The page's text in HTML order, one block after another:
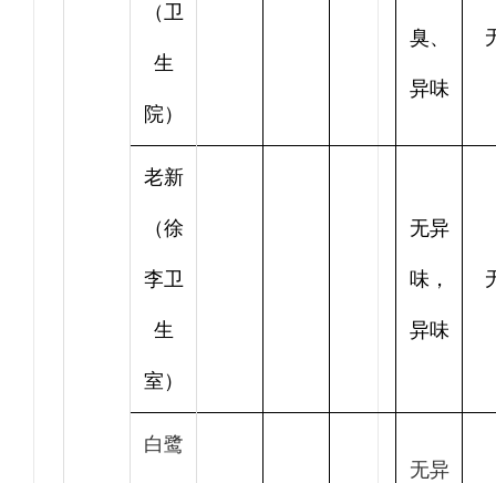
（卫
生
院）
臭、
异味
老新
（徐
李卫
生
室）
无异
味，
异味
白鹭
无异